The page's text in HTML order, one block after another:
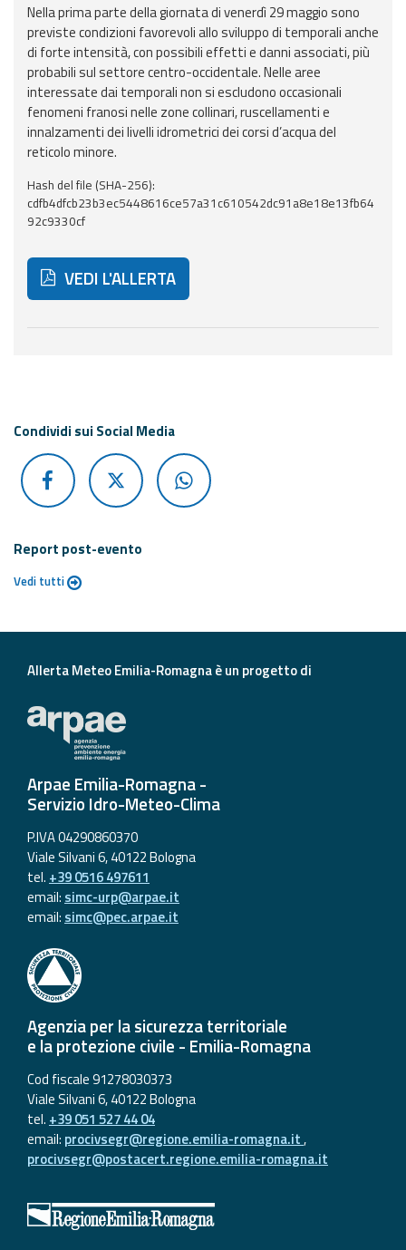
Report
Aggiornamenti
Informazioni
utili
Domande
frequenti
sviluppatori
Il progetto
Nella prima parte della giornata di venerdì 29 maggio sono
previste condizioni favorevoli allo sviluppo di temporali anche
di forte intensità, con possibili effetti e danni associati, più
probabili sul settore centro-occidentale. Nelle aree
interessate dai temporali non si escludono occasionali
fenomeni franosi nelle zone collinari, ruscellamenti e
innalzamenti dei livelli idrometrici dei corsi d’acqua del
reticolo minore.
Hash del file (SHA-256):
cdfb4dfcb23b3ec5448616ce57a31c610542dc91a8e18e13fb64
92c9330cf
VEDI L'ALLERTA
Condividi sui Social Media
Report post-evento
Vedi tutti
Allerta Meteo Emilia-Romagna è un progetto di
Arpae Emilia-Romagna -
Servizio Idro-Meteo-Clima
P.IVA 04290860370
Viale Silvani 6, 40122 Bologna
tel. +39 0516 497611
email: simc-urp@arpae.it
email: simc@pec.arpae.it
Agenzia per la sicurezza territoriale
e la protezione civile - Emilia-Romagna
Cod fiscale 91278030373
Viale Silvani 6, 40122 Bologna
tel. +39 051 527 44 04
email: procivsegr@regione.emilia-romagna.it,
procivsegr@postacert.regione.emilia-romagna.it